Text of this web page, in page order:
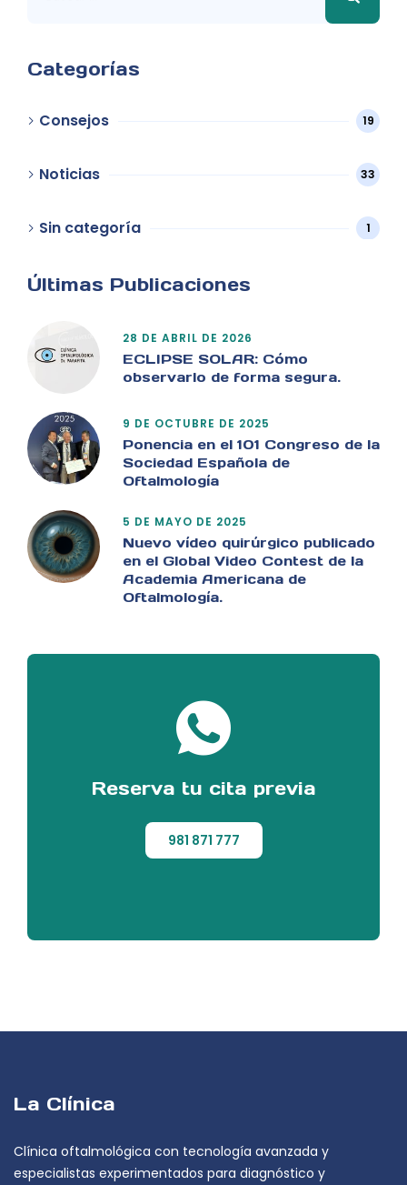
Categorías
Consejos 19
Noticias 33
Sin categoría 1
Últimas Publicaciones
28 DE ABRIL DE 2026
ECLIPSE SOLAR: Cómo
observarlo de forma segura.
9 DE OCTUBRE DE 2025
Ponencia en el 101 Congreso de la
Sociedad Española de
Oftalmología
5 DE MAYO DE 2025
Nuevo vídeo quirúrgico publicado
en el Global Video Contest de la
Academia Americana de
Oftalmología.
Reserva tu cita previa
981 871 777
La Clínica
Clínica oftalmológica con tecnología avanzada y
especialistas experimentados para diagnóstico y